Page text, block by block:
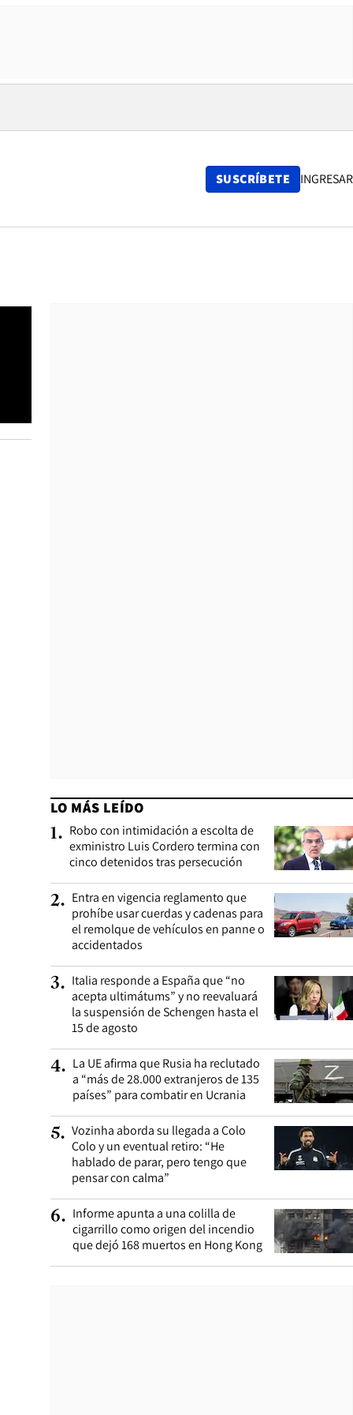
SUSCRÍBETE INGRESAR
LO MÁS LEÍDO
1. Robo con intimidación a escolta de
exministro Luis Cordero termina con
cinco detenidos tras persecución
2. Entra en vigencia reglamento que
prohíbe usar cuerdas y cadenas para
el remolque de vehículos en panne o
accidentados
3. Italia responde a España que “no
acepta ultimátums” y no reevaluará
la suspensión de Schengen hasta el
15 de agosto
4. La UE afirma que Rusia ha reclutado
a “más de 28.000 extranjeros de 135
países” para combatir en Ucrania
5. Vozinha aborda su llegada a Colo
Colo y un eventual retiro: “He
hablado de parar, pero tengo que
pensar con calma”
6. Informe apunta a una colilla de
cigarrillo como origen del incendio
que dejó 168 muertos en Hong Kong